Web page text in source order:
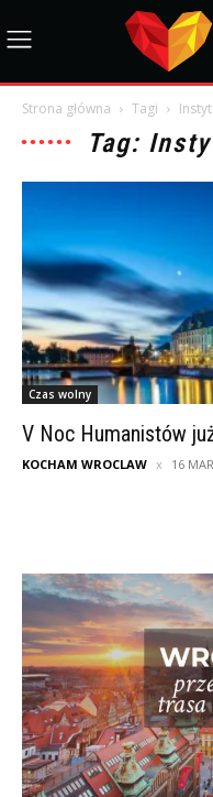
Strona główna Tagi
Tag:
Czas wolny
V Noc Humanistów
KOCHAM WROCLAW 16